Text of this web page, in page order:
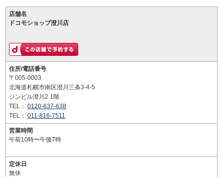
店舗名
ドコモショップ澄川店
住所/電話番号
〒005-0003
北海道札幌市南区澄川三条3-4-5
ジンビル澄川2 1階
TEL： 0120-637-638
TEL： 011-816-7511
営業時間
午前10時〜午後7時
定休日
無休